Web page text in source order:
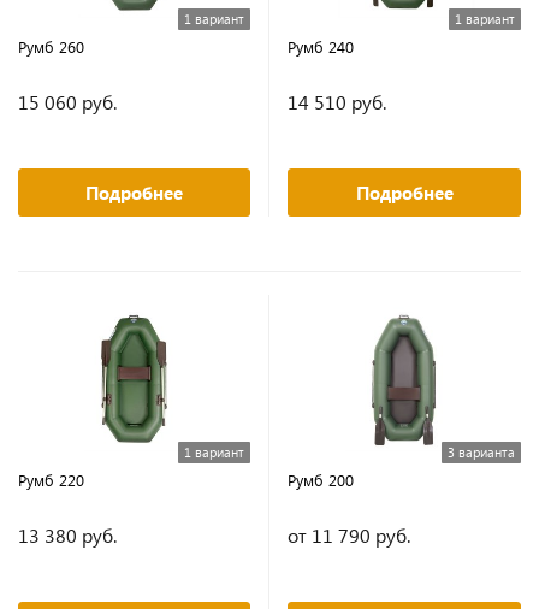
1 вариант
Румб 260
15 060 руб.
Подробнее
1 вариант
Румб 240
14 510 руб.
Подробнее
1 вариант
Румб 220
13 380 руб.
3 варианта
Румб 200
от 11 790 руб.